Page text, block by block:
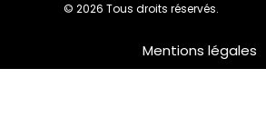
© 2026 Tous droits réservés.
Mentions légales